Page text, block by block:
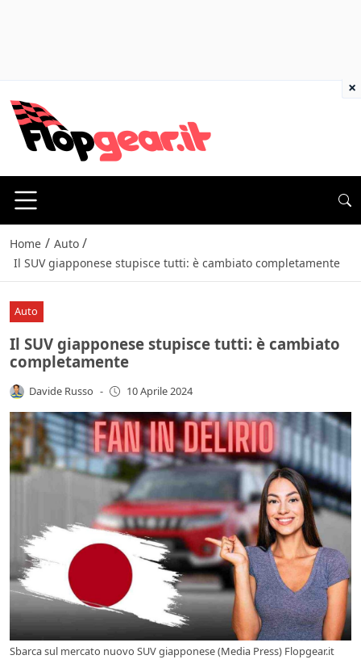
Home / Auto /
Il SUV giapponese stupisce tutti: è cambiato completamente
Auto
Il SUV giapponese stupisce tutti: è cambiato
completamente
Davide Russo - 10 Aprile 2024
Sbarca sul mercato nuovo SUV giapponese (Media Press) Flopgear.it
×